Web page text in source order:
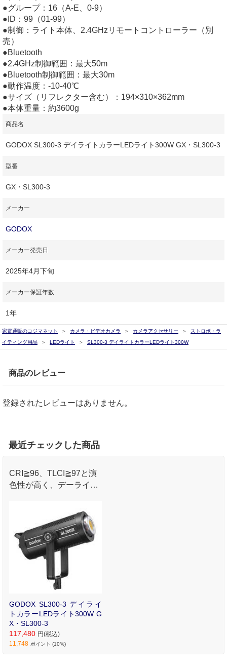
●グループ：16（A-E、0-9）
●ID：99（01-99）
●制御：ライト本体、2.4GHzリモートコントローラー（別
売）
●Bluetooth
●2.4GHz制御範囲：最大50m
●Bluetooth制御範囲：最大30m
●動作温度：-10-40℃
●サイズ（リフレクター含む）：194×310×362mm
●本体重量：約3600g
商品名
GODOX SL300-3 デイライトカラーLEDライト300W GX・SL300-3
型番
GX・SL300-3
メーカー
GODOX
メーカー発売日
2025年4月下旬
メーカー保証年数
1年
家電通販のコジマネット カメラ・ビデオカメラ カメラアクセサリー
ストロボ・ラ
イティング用品
LEDライト SL300-3 デイライトカラーLEDライト300W
商品のレビュー
登録されたレビューはありません。
最近チェックした商品
CRI≧96、TLCI≧97と演
色性が高く、デーライト
光を提供します。
GODOX SL300-3 デイライ
トカラーLEDライト300W G
X・SL300-3
117,480 円(税込)
11,748 ポイント (10%)